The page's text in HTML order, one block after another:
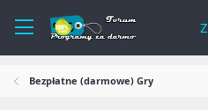
Bezpłatne (darmowe) Gry